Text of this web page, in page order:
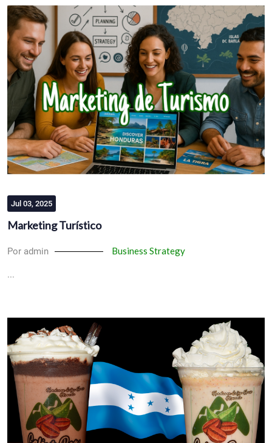
Jul 03, 2025
Marketing Turístico
Por admin Business Strategy
...